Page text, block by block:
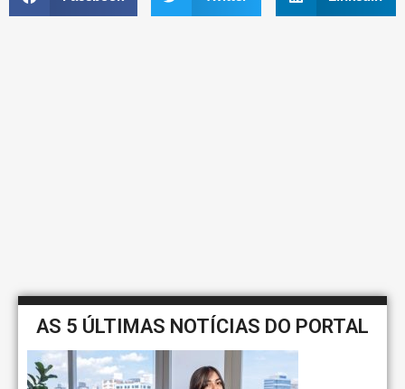
AS 5 ÚLTIMAS NOTÍCIAS DO PORTAL